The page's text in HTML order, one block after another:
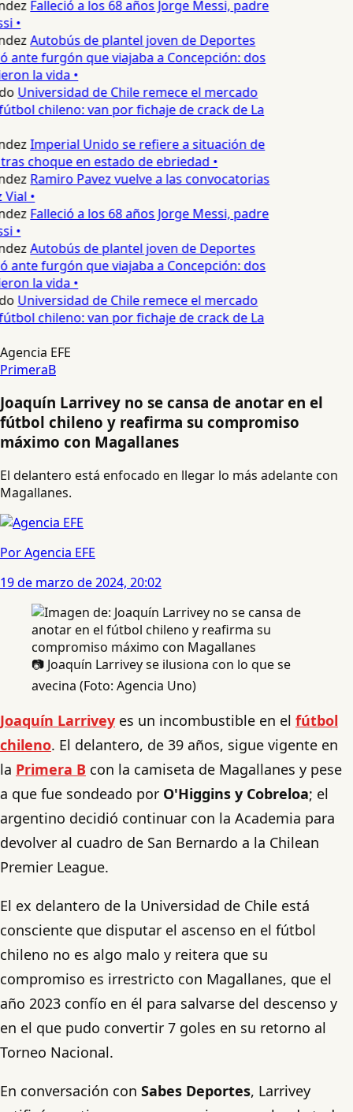
Falleció a los 68 años Jorge Messi, padre
•
Autobús de plantel joven de Deportes
ante furgón que viajaba a Concepción: dos
la vida •
Universidad de Chile remece el mercado
chileno: van por fichaje de crack de La
Imperial Unido se refiere a situación de
choque en estado de ebriedad •
Ramiro Pavez vuelve a las convocatorias
•
Falleció a los 68 años Jorge Messi, padre
•
Autobús de plantel joven de Deportes
ante furgón que viajaba a Concepción: dos
la vida •
Universidad de Chile remece el mercado
chileno: van por fichaje de crack de La
Agencia EFE
PrimeraB
Joaquín Larrivey no se cansa de anotar en el
fútbol chileno y reafirma su compromiso
máximo con Magallanes
El delantero está enfocado en llegar lo más adelante con
Magallanes.
Por Agencia EFE
19 de marzo de 2024, 20:02
📷 Joaquín Larrivey se ilusiona con lo que se
avecina (Foto: Agencia Uno)
Joaquín Larrivey es un incombustible en el fútbol
chileno. El delantero, de 39 años, sigue vigente en
la Primera B con la camiseta de Magallanes y pese
a que fue sondeado por O'Higgins y Cobreloa; el
argentino decidió continuar con la Academia para
devolver al cuadro de San Bernardo a la Chilean
Premier League.
El ex delantero de la Universidad de Chile está
consciente que disputar el ascenso en el fútbol
chileno no es algo malo y reitera que su
compromiso es irrestricto con Magallanes, que el
año 2023 confío en él para salvarse del descenso y
en el que pudo convertir 7 goles en su retorno al
Torneo Nacional.
En conversación con Sabes Deportes, Larrivey